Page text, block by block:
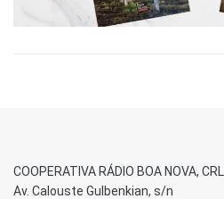
COOPERATIVA RÁDIO BOA NOVA, CRL
Av. Calouste Gulbenkian, s/n